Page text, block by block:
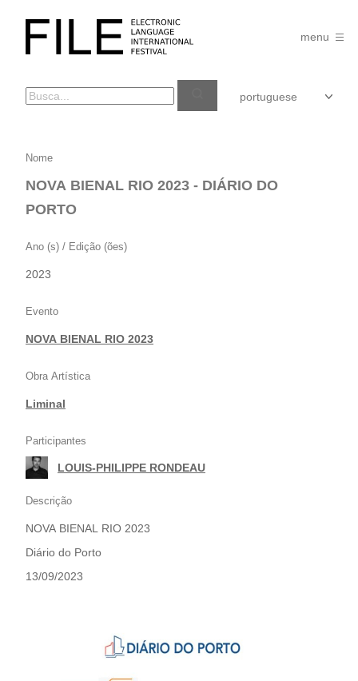
FILE
FESTIVAL
menu
NOVA
BIENAL
RIO
–
DIÁRIO
PORTO
Nome
NOVA BIENAL RIO 2023 - DIÁRIO DO
PORTO
Ano (s) / Edição (ões)
2023
Evento
NOVA BIENAL RIO 2023
Obra Artística
Liminal
Participantes
LOUIS-PHILIPPE RONDEAU
Descrição
NOVA BIENAL RIO 2023
Diário do Porto
13/09/2023